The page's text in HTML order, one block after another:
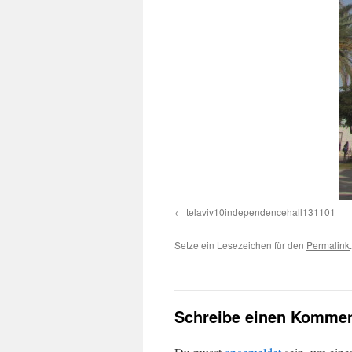
telaviv10independencehall131101
Setze ein Lesezeichen für den Permalink.
Schreibe einen